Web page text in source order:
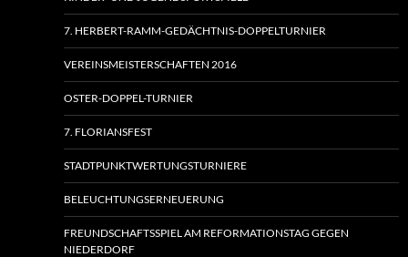
7. HERBERT-RAMM-GEDÄCHTNIS-DOPPELTURNIER
VEREINSMEISTERSCHAFTEN 2016
OSTER-DOPPEL-TURNIER
7. FLORIANSFEST
STADTPUNKTWERTUNGSTURNIERE
BELEUCHTUNGSERNEUERUNG
FREUNDSCHAFTSSPIEL AM REFORMATIONSTAG GEGEN
NIEDERDORF